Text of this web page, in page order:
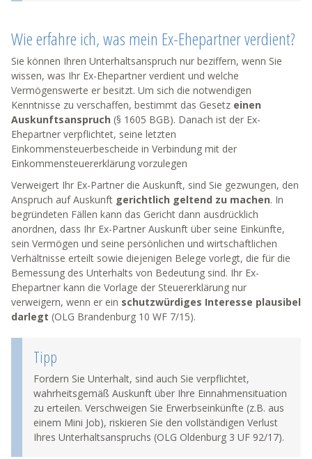
Wie erfahre ich, was mein Ex-Ehepartner verdient?
Sie können Ihren Unterhaltsanspruch nur beziffern, wenn Sie
wissen, was Ihr Ex-Ehepartner verdient und welche
Vermögenswerte er besitzt. Um sich die notwendigen
Kenntnisse zu verschaffen, bestimmt das Gesetz einen
Auskunftsanspruch (§ 1605 BGB). Danach ist der Ex-
Ehepartner verpflichtet, seine letzten
Einkommensteuerbescheide in Verbindung mit der
Einkommensteuererklärung vorzulegen
Verweigert Ihr Ex-Partner die Auskunft, sind Sie gezwungen, den
Anspruch auf Auskunft gerichtlich geltend zu machen. In
begründeten Fällen kann das Gericht dann ausdrücklich
anordnen, dass Ihr Ex-Partner Auskunft über seine Einkünfte,
sein Vermögen und seine persönlichen und wirtschaftlichen
Verhältnisse erteilt sowie diejenigen Belege vorlegt, die für die
Bemessung des Unterhalts von Bedeutung sind. Ihr Ex-
Ehepartner kann die Vorlage der Steuererklärung nur
verweigern, wenn er ein schutzwürdiges Interesse plausibel
darlegt (OLG Brandenburg 10 WF 7/15).
Tipp
Fordern Sie Unterhalt, sind auch Sie verpflichtet,
wahrheitsgemäß Auskunft über Ihre Einnahmensituation
zu erteilen. Verschweigen Sie Erwerbseinkünfte (z.B. aus
einem Mini Job), riskieren Sie den vollständigen Verlust
Ihres Unterhaltsanspruchs (OLG Oldenburg 3 UF 92/17).